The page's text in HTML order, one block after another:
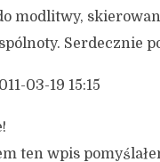
modlitwy,
Serdecznie
03-19 15:15
ten wpis